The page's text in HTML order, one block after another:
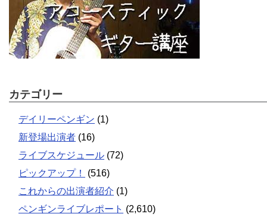
カテゴリー
デイリーペンギン (1)
新登場出演者 (16)
ライブスケジュール (72)
ピックアップ！
(516)
これからの出演者紹介 (1)
ペンギンライブレポート (2,610)